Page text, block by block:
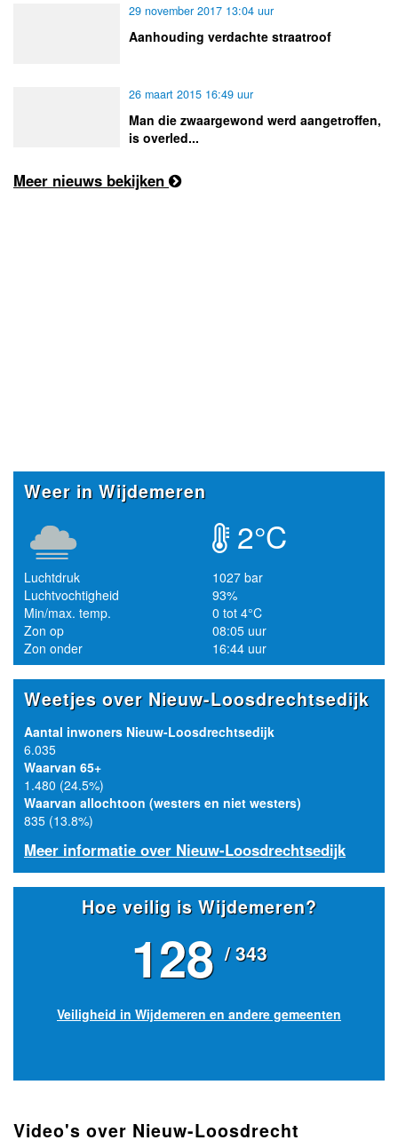
29 november 2017 13:04 uur
Aanhouding verdachte straatroof
26 maart 2015 16:49 uur
Man die zwaargewond werd aangetroffen,
is overled...
Meer nieuws bekijken
Weer in Wijdemeren
2°C
Luchtdruk
1027 bar
Luchtvochtigheid
93%
Min/max. temp.
0 tot 4°C
Zon op
08:05 uur
Zon onder
16:44 uur
Weetjes over Nieuw-Loosdrechtsedijk
Aantal inwoners Nieuw-Loosdrechtsedijk
6.035
Waarvan 65+
1.480 (24.5%)
Waarvan allochtoon (westers en niet westers)
835 (13.8%)
Meer informatie over Nieuw-Loosdrechtsedijk
Hoe veilig is Wijdemeren?
128 / 343
Veiligheid in Wijdemeren en andere gemeenten
Video's over Nieuw-Loosdrecht